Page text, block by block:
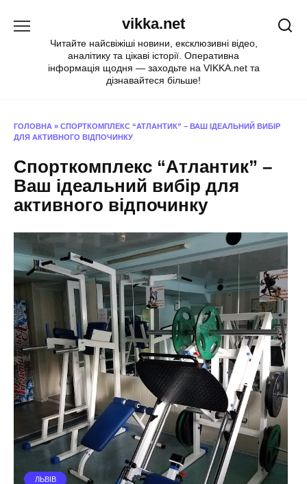
vikka.net
Читайте найсвіжіші новини, ексклюзивні відео,
аналітику та цікаві історії. Оперативна
інформація щодня — заходьте на VIKKA.net та
дізнавайтеся більше!
ГОЛОВНА » СПОРТКОМПЛЕКС “АТЛАНТИК” – ВАШ ІДЕАЛЬНИЙ ВИБІР
ДЛЯ АКТИВНОГО ВІДПОЧИНКУ
Спорткомплекс “Атлантик” –
Ваш ідеальний вибір для
активного відпочинку
ЛЬВІВ